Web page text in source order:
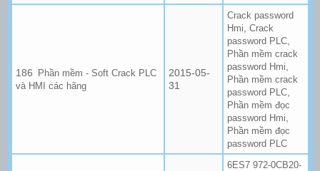
Phần mềm - Soft Crack PLC
và HMI các hãng
2015-05-
31
Crack password
Hmi Crack
password PLC
Phần mềm crack
password Hmi
Phần mềm crack
password PLC
Phần mềm đọc
password Hmi
Phần mềm đọc
password PLC
6ES7 972-0CB20-